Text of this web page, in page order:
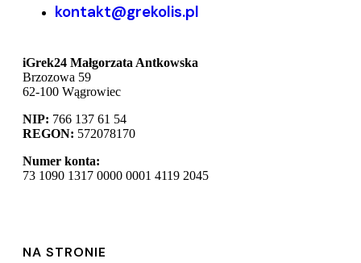
kontakt@grekolis.pl
iGrek24 Małgorzata Antkowska
Brzozowa 59
62-100 Wągrowiec
NIP: 766 137 61 54
REGON: 572078170
Numer konta:
73 1090 1317 0000 0001 4119 2045
NA STRONIE